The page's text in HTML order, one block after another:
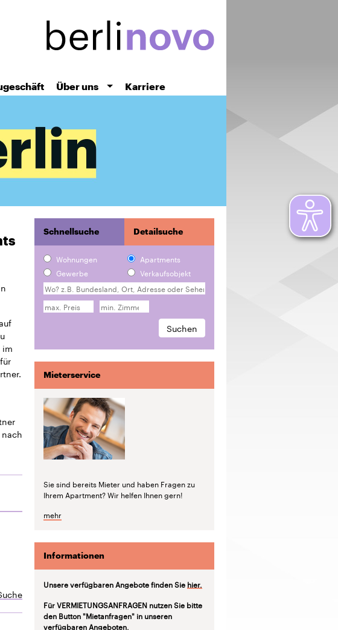
Über uns Karriere
Detailsuche
Schnellsuche
Wohnungen
Apartments
Gewerbe
Verkaufsobjekt
im
Mieterservice
Sie sind bereits Mieter und haben Fragen zu
Ihrem Apartment? Wir helfen Ihnen gern!
mehr
Informationen
Unsere verfügbaren Angebote finden Sie hier.
Für VERMIETUNGSANFRAGEN nutzen Sie bitte
den Button "Mietanfragen" in unseren
verfügbaren Angeboten.